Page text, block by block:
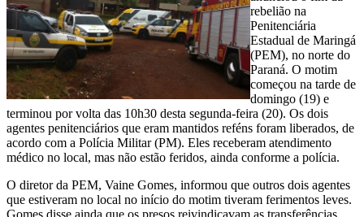
rebelião na
Penitenciária
Estadual de Maringá
(PEM), no norte do
Paraná. O motim
começou na tarde de
domingo (19) e
terminou por volta das 10h30 desta segunda-feira (20). Os dois
agentes penitenciários que eram mantidos reféns foram liberados, de
acordo com a Polícia Militar (PM). Eles receberam atendimento
médico no local, mas não estão feridos, ainda conforme a polícia.
O diretor da PEM, Vaine Gomes, informou que outros dois agentes
que estiveram no local no início do motim tiveram ferimentos leves.
Gomes disse ainda que os presos reivindicavam as transferências